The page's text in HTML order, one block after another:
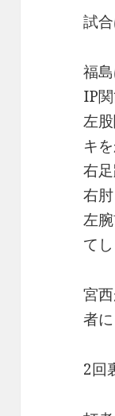
試
福
IP
左
キ
右
右
左
てし
宮
者
2回